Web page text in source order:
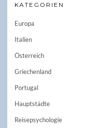
KATEGORIEN
Europa
Italien
Österreich
Griechenland
Portugal
Hauptstädte
Reisepsychologie